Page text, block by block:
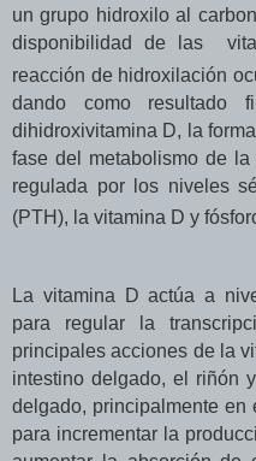
un grupo hidroxilo al
disponibilidad de las
reacción de hidroxilación
dando como resultado
dihidroxivitamina D, la
fase del metabolismo de
regulada por los niveles
(PTH), la vitamina D y
La vitamina D actúa a
para regular la
principales acciones de la
intestino delgado, el riñón
delgado, principalmente en
para incrementar la